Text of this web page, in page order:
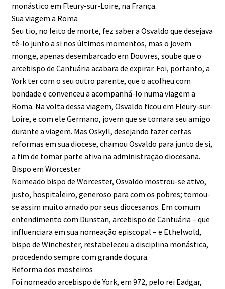
monástico em Fleury-sur-Loire, na França.
Sua viagem a Roma
Seu tio, no leito de morte, fez saber a Osvaldo que desejava
tê-lo junto a si nos últimos momentos, mas o jovem
monge, apenas desembarcado em Douvres, soube que o
arcebispo de Cantuária acabara de expirar. Foi, portanto, a
York ter com o seu outro parente, que o acolheu com
bondade e convenceu a acompanhá-lo numa viagem a
Roma. Na volta dessa viagem, Osvaldo ficou em Fleury-sur-
Loire, e com ele Germano, jovem que se tomara seu amigo
durante a viagem. Mas Oskyll, desejando fazer certas
reformas em sua diocese, chamou Osvaldo para junto de si,
a fim de tomar parte ativa na administração diocesana.
Bispo em Worcester
Nomeado bispo de Worcester, Osvaldo mostrou-se ativo,
justo, hospitaleiro, generoso para com os pobres; tomou-
se assim muito amado por seus diocesanos. Em comum
entendimento com Dunstan, arcebispo de Cantuária – que
influenciara em sua nomeação episcopal – e Ethelwold,
bispo de Winchester, restabeleceu a disciplina monástica,
procedendo sempre com grande doçura.
Reforma dos mosteiros
Foi nomeado arcebispo de York, em 972, pelo rei Eadgar,